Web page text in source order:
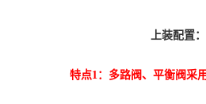
上装配置：
特点1：多路阀、平衡阀采